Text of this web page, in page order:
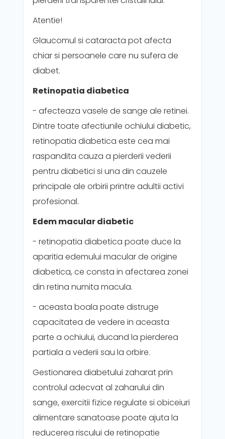
Atentie!
Glaucomul si cataracta pot afecta
chiar si persoanele care nu sufera de
diabet.
Retinopatia diabetica
- afecteaza vasele de sange ale retinei.
Dintre toate afectiunile ochiului diabetic,
retinopatia diabetica este cea mai
raspandita cauza a pierderii vederii
pentru diabetici si una din cauzele
principale ale orbirii printre adultii activi
profesional.
Edem macular diabetic
- retinopatia diabetica poate duce la
aparitia edemului macular de origine
diabetica, ce consta in afectarea zonei
din retina numita macula.
- aceasta boala poate distruge
capacitatea de vedere in aceasta
parte a ochiului, ducand la pierderea
partiala a vederii sau la orbire.
Gestionarea diabetului zaharat prin
controlul adecvat al zaharului din
sange, exercitii fizice regulate si obiceiuri
alimentare sanatoase poate ajuta la
reducerea riscului de retinopatie